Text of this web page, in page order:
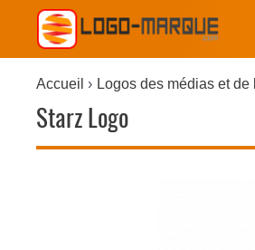
Accueil Logos des médias et de
Starz Logo